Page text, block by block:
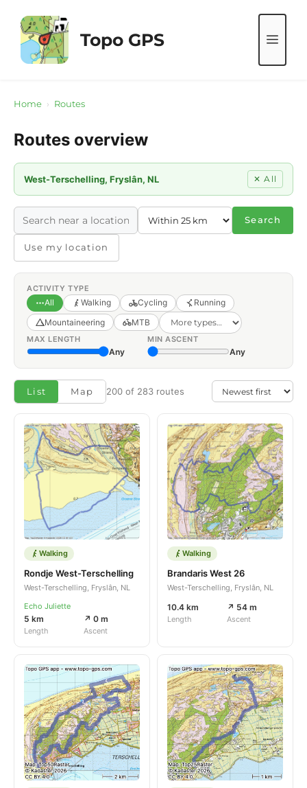
content
Topo GPS
Home › Routes
Routes overview
West-Terschelling, Fryslân, NL ✕ All
Search
Use my location
ACTIVITY TYPE
All Walking Cycling
Running
Mountaineering
MTB
MAX LENGTH
Any
MIN ASCENT
Any
List Map 200 of 283 routes
Walking
Rondje West-Terschelling
West-Terschelling, Fryslân, NL
Echo Juliette
5 km
Length
↗ 0 m
Ascent
Walking
Brandaris West 26
West-Terschelling, Fryslân, NL
10.4 km
Length
↗ 54 m
Ascent